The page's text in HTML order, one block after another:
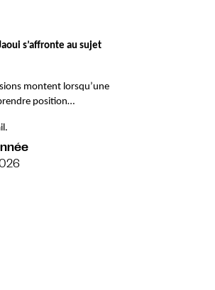
s’affronte au sujet
montent lorsqu’une
position…